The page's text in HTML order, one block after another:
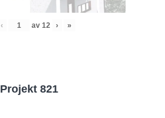
‹ av 12 › »
Projekt 821